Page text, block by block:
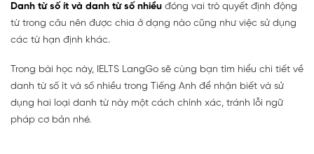
Danh từ số ít và danh từ số nhiều đóng vai trò quyết định động
từ trong câu nên được chia ở dạng nào cũng như việc sử dụng
các từ hạn định khác.
Trong bài học này, IELTS LangGo sẽ cùng bạn tìm hiểu chi tiết về
danh từ số ít và số nhiều trong Tiếng Anh để nhận biết và sử
dụng hai loại danh từ này một cách chính xác, tránh lỗi ngữ
pháp cơ bản nhé.